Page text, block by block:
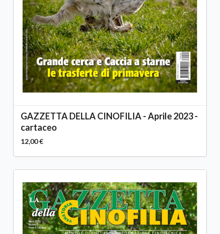
GAZZETTA DELLA CINOFILIA - Aprile 2023 -
cartaceo
12,00 €